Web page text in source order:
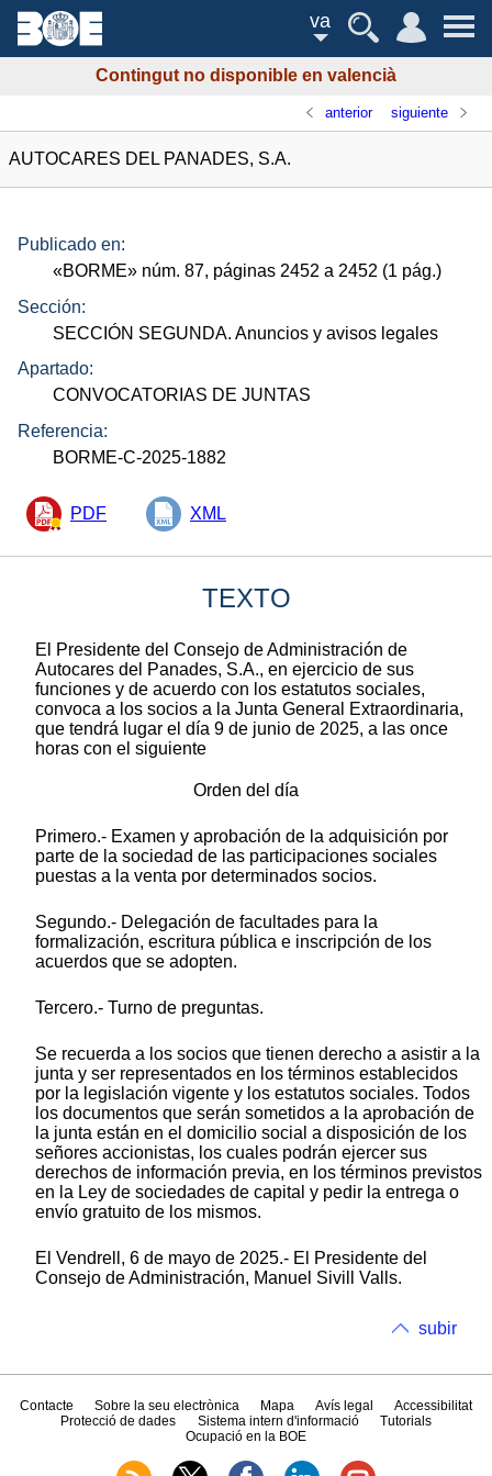
va
Contingut no disponible en valencià
anterior siguiente
AUTOCARES DEL PANADES, S.A.
Publicado en:
«BORME» núm. 87, páginas 2452 a 2452 (1 pág.)
Sección:
SECCIÓN SEGUNDA. Anuncios y avisos legales
Apartado:
CONVOCATORIAS DE JUNTAS
Referencia:
BORME-C-2025-1882
PDF XML
TEXTO
El Presidente del Consejo de Administración de
Autocares del Panades, S.A., en ejercicio de sus
funciones y de acuerdo con los estatutos sociales,
convoca a los socios a la Junta General Extraordinaria,
que tendrá lugar el día 9 de junio de 2025, a las once
horas con el siguiente
Orden del día
Primero.- Examen y aprobación de la adquisición por
parte de la sociedad de las participaciones sociales
puestas a la venta por determinados socios.
Segundo.- Delegación de facultades para la
formalización, escritura pública e inscripción de los
acuerdos que se adopten.
Tercero.- Turno de preguntas.
Se recuerda a los socios que tienen derecho a asistir a la
junta y ser representados en los términos establecidos
por la legislación vigente y los estatutos sociales. Todos
los documentos que serán sometidos a la aprobación de
la junta están en el domicilio social a disposición de los
señores accionistas, los cuales podrán ejercer sus
derechos de información previa, en los términos previstos
en la Ley de sociedades de capital y pedir la entrega o
envío gratuito de los mismos.
El Vendrell, 6 de mayo de 2025.- El Presidente del
Consejo de Administración, Manuel Sivill Valls.
subir
Contacte Sobre la seu electrònica Mapa Avís legal
Accessibilitat
Protecció de dades
Sistema intern d'informació
Tutorials
Ocupació en la BOE